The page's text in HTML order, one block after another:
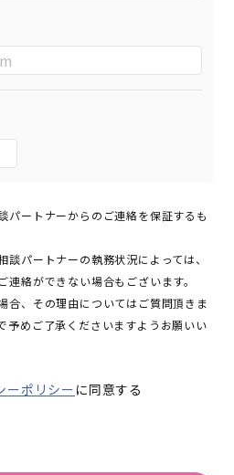
パートナーからのご連絡を保証するも
パートナーの執務状況によっては、
絡ができない場合もございます。
合、その理由についてはご質問頂きま
予めご了承くださいますようお願いい
ーポリシー に同意する